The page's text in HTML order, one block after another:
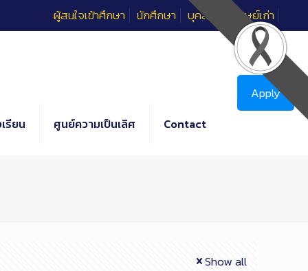
ผู้สนใจเข้าศึกษา นักศึกษา บุคลากร ศิษย์เก่า
รียน ศูนย์ความเป็นเลิศ Contact
Apply
Show all